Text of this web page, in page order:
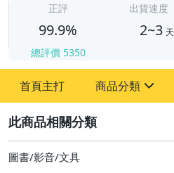
正評
99.9%
總評價 5350
出貨速度
2~3 天
首頁主打 商品分類
一元起標唱片
圖書/影音/文具